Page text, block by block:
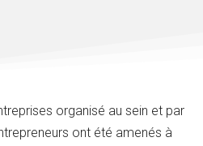
organisé au sein et par
ont été amenés à